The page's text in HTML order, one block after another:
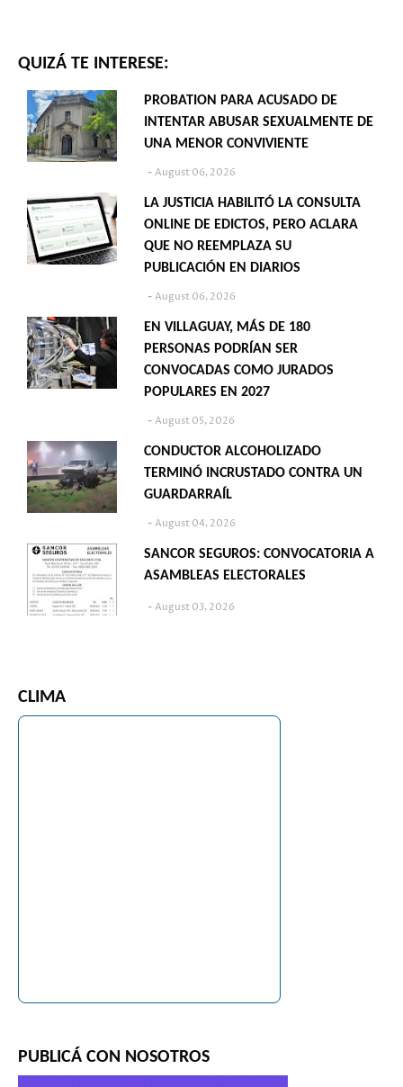
QUIZÁ TE INTERESE:
PROBATION PARA ACUSADO DE
INTENTAR ABUSAR SEXUALMENTE DE
UNA MENOR CONVIVIENTE
August 06, 2026
LA JUSTICIA HABILITÓ LA CONSULTA
ONLINE DE EDICTOS, PERO ACLARA
QUE NO REEMPLAZA SU
PUBLICACIÓN EN DIARIOS
August 06, 2026
EN VILLAGUAY, MÁS DE 180
PERSONAS PODRÍAN SER
CONVOCADAS COMO JURADOS
POPULARES EN 2027
August 05, 2026
CONDUCTOR ALCOHOLIZADO
TERMINÓ INCRUSTADO CONTRA UN
GUARDARRAÍL
August 04, 2026
SANCOR SEGUROS: CONVOCATORIA A
ASAMBLEAS ELECTORALES
August 03, 2026
CLIMA
PUBLICÁ CON NOSOTROS